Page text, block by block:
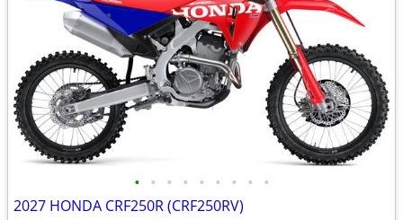
• • • • • • • • •
2027 HONDA CRF250R (CRF250RV)